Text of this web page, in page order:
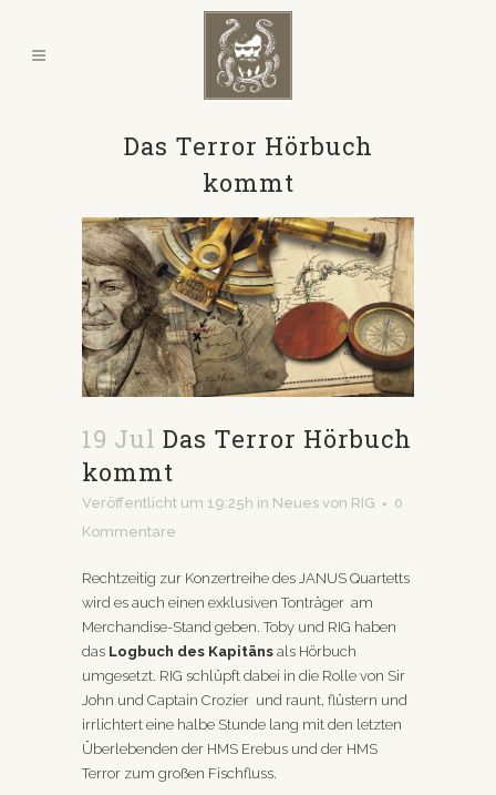
Das Terror Hörbuch
kommt
19 Jul Das Terror Hörbuch
kommt
Veröffentlicht um 19:25h in Neues von RIG
0
Kommentare
Rechtzeitig zur Konzertreihe des JANUS Quartetts
wird es auch einen exklusiven Tonträger am
Merchandise-Stand geben. Toby und RIG haben
das Logbuch des Kapitäns als Hörbuch
umgesetzt. RIG schlüpft dabei in die Rolle von Sir
John und Captain Crozier und raunt, flüstern und
irrlichtert eine halbe Stunde lang mit den letzten
Überlebenden der HMS Erebus und der HMS
Terror zum großen Fischfluss.